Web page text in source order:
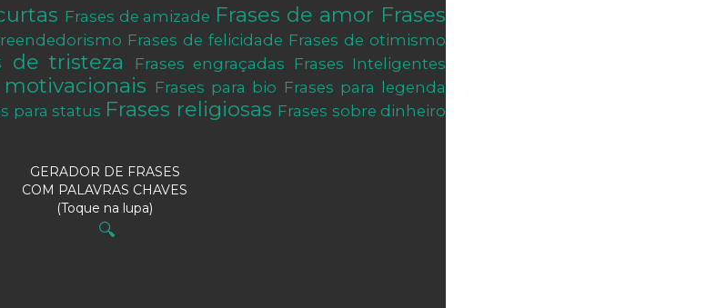
Frases de amizade Frases de amor Frases
Frases de felicidade Frases de otimismo
de tristeza Frases engraçadas
Frases Inteligentes
motivacionais Frases para bio Frases para legenda
para status Frases religiosas Frases sobre dinheiro
GERADOR DE FRASES
COM PALAVRAS CHAVES
(Toque na lupa)
🔍